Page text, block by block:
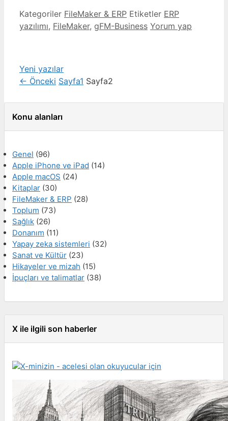
Kategoriler FileMaker & ERP Etiketler ERP
yazılımı, FileMaker, gFM-Business Yorum yap
Yeni yazılar
← Önceki Sayfa1 Sayfa2
Konu alanları
Genel (96)
Apple iPhone ve iPad (14)
Apple macOS (24)
Kitaplar (30)
FileMaker & ERP (28)
Toplum (73)
Sağlık (26)
Donanım (11)
Yapay zeka sistemleri (32)
Sanat ve Kültür (23)
Hikayeler ve mizah (15)
İpuçları ve talimatlar (38)
X ile ilgili son haberler